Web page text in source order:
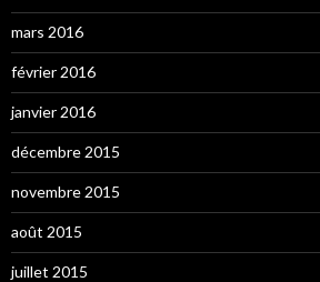
mars 2016
février 2016
janvier 2016
décembre 2015
novembre 2015
août 2015
juillet 2015